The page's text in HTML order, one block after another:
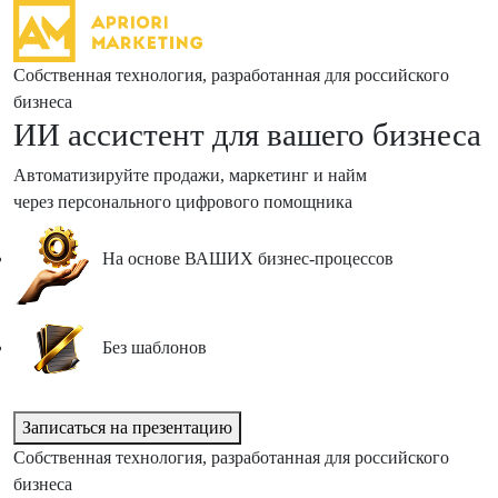
Собственная технология, разработанная для российского
бизнеса
ИИ ассистент для вашего бизнеса
Автоматизируйте продажи, маркетинг и найм
через персонального цифрового помощника
На основе ВАШИХ бизнес-процессов
Без шаблонов
Записаться на презентацию
Собственная технология, разработанная для российского
бизнеса